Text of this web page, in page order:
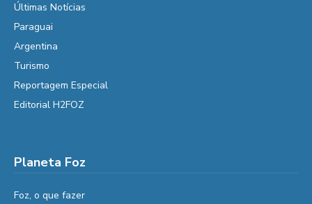
Últimas Notícias
Paraguai
Argentina
Turismo
Reportagem Especial
Editorial H2FOZ
Planeta Foz
Foz, o que fazer